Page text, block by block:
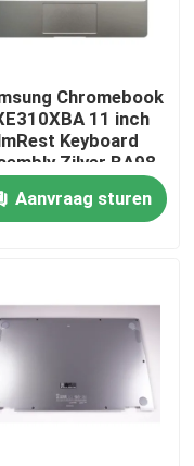
Chromebook
11 inch
Keyboard
Zilver BA98-
BA61-03989A
Aanvraag sturen